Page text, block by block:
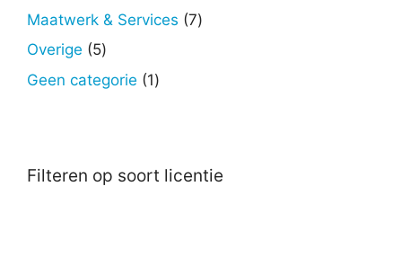
producten
Maatwerk & Services 77
Overige 55
producten
Geen categorie 11
Filteren op soort licentie